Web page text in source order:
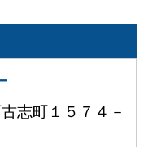
志町１５７４－